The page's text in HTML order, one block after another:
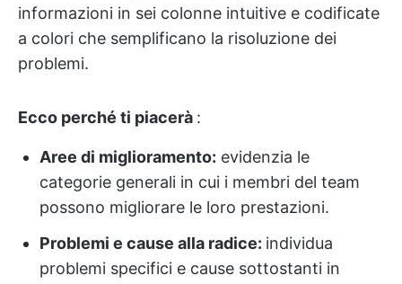
informazioni in sei colonne intuitive e codificate
a colori che semplificano la risoluzione dei
problemi.
Ecco perché ti piacerà :
Aree di miglioramento: evidenzia le
categorie generali in cui i membri del team
possono migliorare le loro prestazioni.
Problemi e cause alla radice: individua
problemi specifici e cause sottostanti in